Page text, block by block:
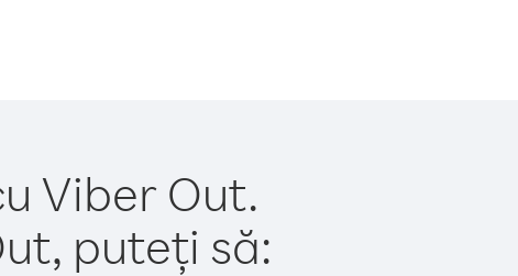
Viber Out.
puteți să: